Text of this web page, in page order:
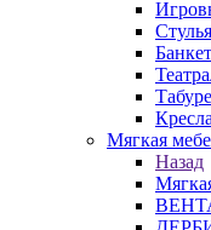
Мягкая
Назад